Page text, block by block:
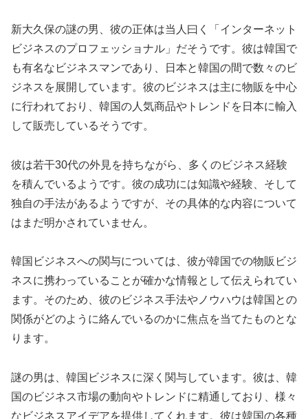
新大久保の謎の男、彼の正体は当人曰く「インターネット
ビジネスのプロフェッショナル」だそうです。彼は韓国で
も有名なビジネスマンであり、日本と韓国の間で数々のビ
ジネスを展開しています。彼のビジネスは主に物販を中心
に行われており、韓国の人気商品やトレンドを日本に輸入
して販売しているそうです。
彼は若干30代の外見を持ちながら、多くのビジネス経験
を積んでいるようです。彼の成功には知識や経験、そして
独自の手法があるようですが、その具体的な内容について
はまだ明かされていません。
韓国ビジネスへの関与については、彼が韓国での物販ビジ
ネスに携わっていることが確かな情報として伝えられてい
ます。そのため、彼のビジネス手法やノウハウは韓国との
関係がどのように絡んでいるのかに焦点を当てたものとな
ります。
謎の男は、韓国ビジネスに深く関与しています。彼は、韓
国のビジネス市場の動向やトレンドに精通しており、様々
なビジネスアイデアを提供してくれます。彼は韓国の各種